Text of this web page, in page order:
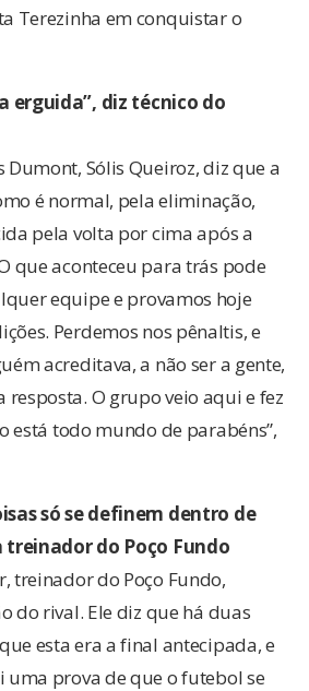
Terezinha em conquistar o
erguida”, diz técnico do
Dumont, Sólis Queiroz, diz que a
é normal, pela eliminação,
pela volta por cima após a
que aconteceu para trás pode
equipe e provamos hoje
Perdemos nos pênaltis, e
acreditava, a não ser a gente,
resposta. O grupo veio aqui e fez
está todo mundo de parabéns”,
só se definem dentro de
treinador do Poço Fundo
treinador do Poço Fundo,
do rival. Ele diz que há duas
esta era a final antecipada, e
uma prova de que o futebol se